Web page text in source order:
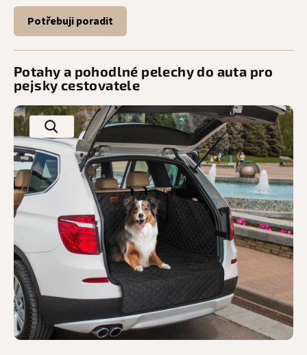
Potřebuji poradit
Potahy a pohodlné pelechy do auta pro
pejsky cestovatele